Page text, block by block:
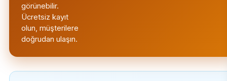
görünebilir.
Ücretsiz kayıt
olun, müşterilere
doğrudan ulaşın.